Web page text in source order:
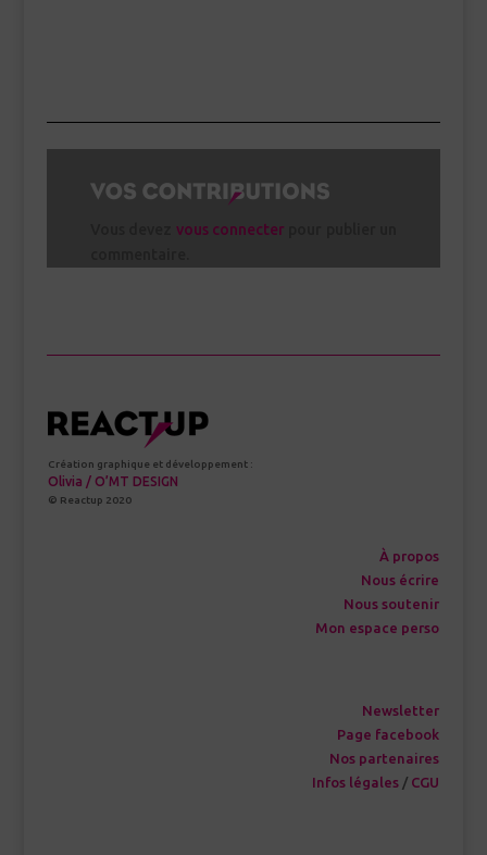
vous connecter
Création graphique et développement :
Olivia / O’MT DESIGN
© Reactup 2020
À propos
Nous écrire
Nous soutenir
Mon espace perso
Newsletter
Page facebook
Nos partenaires
Infos légales / CGU